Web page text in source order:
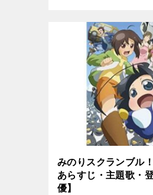
みのりスクランブル
あらすじ・主題歌・
優】